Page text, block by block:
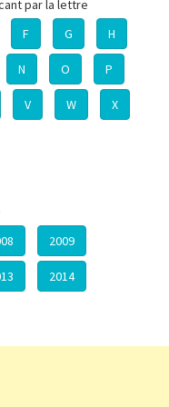
par la lettre
F G H
N O P
V W X
2009
2014